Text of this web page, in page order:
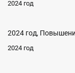
2024 год
2024 год,
2024 год